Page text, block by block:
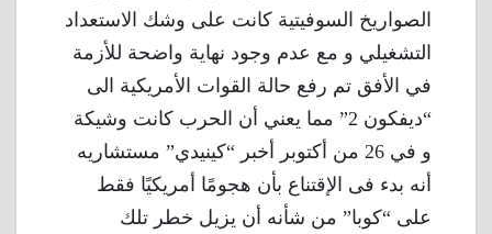
الصواريخ السوفيتية كانت على وشك الاستعداد
التشغيلي و مع عدم وجود نهاية واضحة للأزمة
في الأفق تم رفع حالة القوات الأمريكية الى
“ديفكون 2” مما يعني أن الحرب كانت وشيكة
و في 26 من أكتوبر أخبر “كينيدي” مستشاريه
أنه بدء فى الإقتناع بأن هجومًا أمريكيًا فقط
على “كوبا” من شأنه أن يزيل خطر تلك